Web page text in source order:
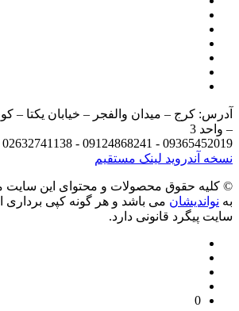
3
09365452019 - 09124868241 -
آندرویدلینک مستقیم
حقوق محصولات و محتوای اين سایت
می باشد و هر گونه کپی برداری از
پیگرد قانونی دارد.